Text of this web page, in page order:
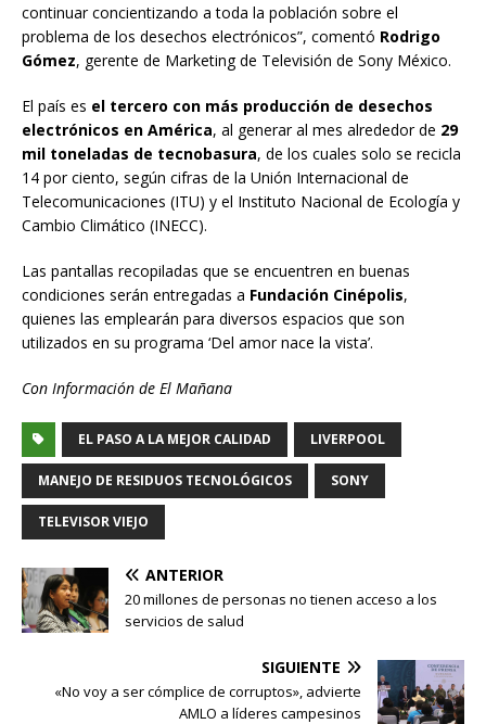
continuar concientizando a toda la población sobre el
problema de los desechos electrónicos”, comentó Rodrigo
Gómez, gerente de Marketing de Televisión de Sony México.
El país es el tercero con más producción de desechos
electrónicos en América, al generar al mes alrededor de 29
mil toneladas de tecnobasura, de los cuales solo se recicla
14 por ciento, según cifras de la Unión Internacional de
Telecomunicaciones (ITU) y el Instituto Nacional de Ecología y
Cambio Climático (INECC).
Las pantallas recopiladas que se encuentren en buenas
condiciones serán entregadas a Fundación Cinépolis,
quienes las emplearán para diversos espacios que son
utilizados en su programa ‘Del amor nace la vista’.
Con Información de El Mañana
EL PASO A LA MEJOR CALIDAD LIVERPOOL
MANEJO DE RESIDUOS TECNOLÓGICOS SONY
TELEVISOR VIEJO
ANTERIOR
20 millones de personas no tienen acceso a los
servicios de salud
SIGUIENTE
«No voy a ser cómplice de corruptos», advierte
AMLO a líderes campesinos